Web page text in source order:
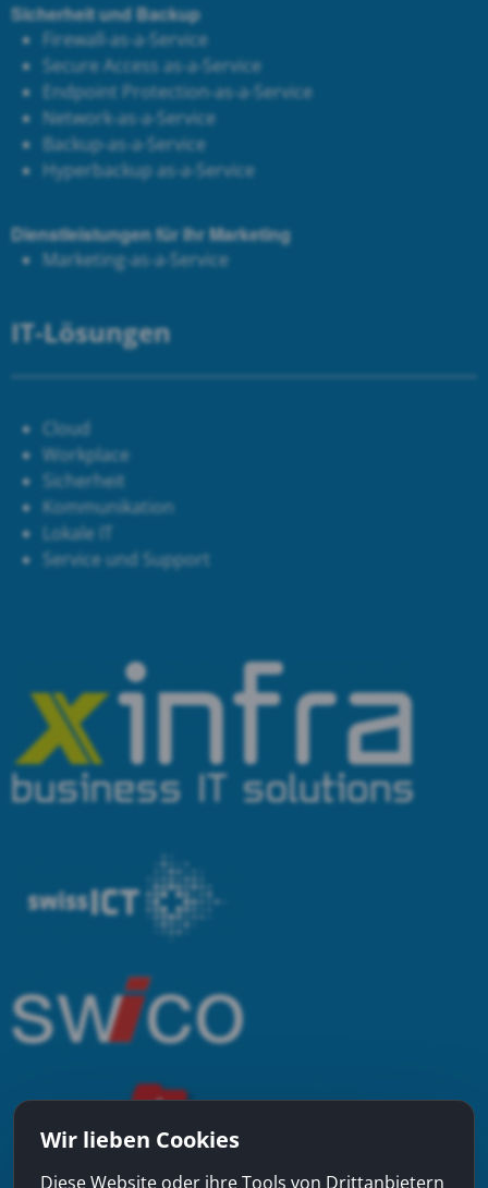
Sicherheit und Backup
Firewall-as-a-Service
Secure Access as-a-Service
Endpoint Protection-as-a-Service
Network-as-a-Service
Backup-as-a-Service
Hyperbackup as-a-Service
Dienstleistungen für Ihr Marketing
Marketing-as-a-Service
IT-Lösungen
Cloud
Workplace
Sicherheit
Kommunikation
Lokale IT
Service und Support
Wir lieben Cookies
Diese Website oder ihre Tools von Drittanbietern